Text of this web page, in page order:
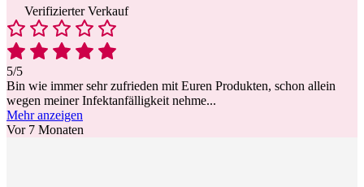
Verifizierter Verkauf
5/5
Bin wie immer sehr zufrieden mit Euren Produkten, schon allein
wegen meiner Infektanfälligkeit nehme...
Mehr anzeigen
Vor 7 Monaten